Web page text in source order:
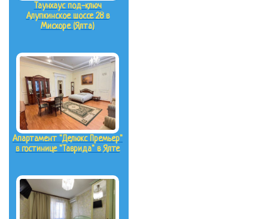
Таунхаус под-ключ
Алупкинское шоссе 28 в
Мисхоре (Ялта)
Апартамент "Делюкс Премьер"
в гостинице "Таврида" в Ялте